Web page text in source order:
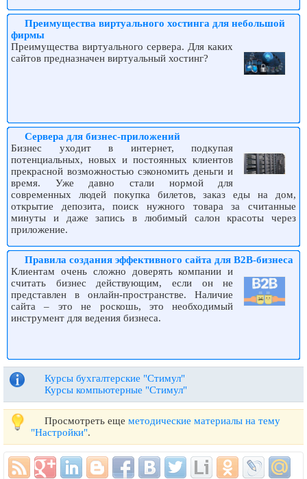
Преимущества виртуального хостинга для небольшой
фирмы
Преимущества виртуального сервера. Для каких
сайтов предназначен виртуальный хостинг?
Сервера для бизнес-приложений
Бизнес уходит в интернет, подкупая
потенциальных, новых и постоянных клиентов
прекрасной возможностью сэкономить деньги и
время. Уже давно стали нормой для
современных людей покупка билетов, заказ еды на дом,
открытие депозита, поиск нужного товара за считанные
минуты и даже запись в любимый салон красоты через
приложение.
Правила создания эффективного сайта для B2B-бизнеса
Клиентам очень сложно доверять компании и
считать бизнес действующим, если он не
представлен в онлайн-пространстве. Наличие
сайта – это не роскошь, это необходимый
инструмент для ведения бизнеса.
Курсы бухгалтерские "Стимул"
Курсы компьютерные "Стимул"
Просмотреть еще методические материалы на тему
"Настройки".